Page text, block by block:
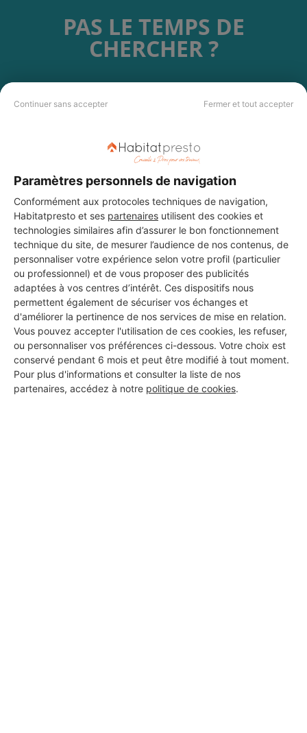
Continuer sans accepter Fermer et tout accepter
Paramètres personnels de navigation
Conformément aux protocoles techniques de navigation,
Habitatpresto et ses partenaires utilisent des cookies et
technologies similaires afin d’assurer le bon fonctionnement
technique du site, de mesurer l’audience de nos contenus, de
personnaliser votre expérience selon votre profil (particulier
ou professionnel) et de vous proposer des publicités
adaptées à vos centres d’intérêt. Ces dispositifs nous
permettent également de sécuriser vos échanges et
d'améliorer la pertinence de nos services de mise en relation.
Vous pouvez accepter l'utilisation de ces cookies, les refuser,
ou personnaliser vos préférences ci-dessous. Votre choix est
conservé pendant 6 mois et peut être modifié à tout moment.
Pour plus d'informations et consulter la liste de nos
partenaires, accédez à notre politique de cookies.
PAS LE TEMPS DE
CHERCHER ?
choisir ? Demandez des devis travaux
auprès de notre réseau de 5 000
professionnels partout en France.
DEMANDER UN DEVIS
Les 2 autres Carreleurs pour
vos travaux à Villecroze
MFTP
Villecroze